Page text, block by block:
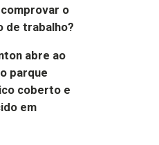
o
de trabalho?
abre ao
parque
coberto e
em